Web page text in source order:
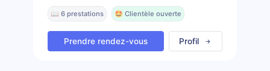
📖 6 prestations 🤩 Clientèle ouverte
Prendre rendez-vous Profil